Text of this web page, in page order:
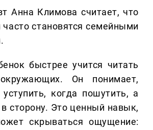
Анна Климова считает, что
часто становятся семейными
быстрее учится читать
окружающих. Он понимает,
когда пошутить, а
в сторону. Это ценный навык,
скрываться ощущение: